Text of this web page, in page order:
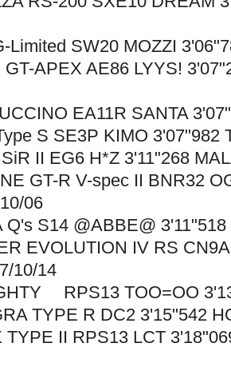
Limited SW20 MOZZI
GT-APEX AE86 LYYS!
EA11R SANTA
S SE3P KIMO 3'07"982
II EG6 H*Z 3'11"268
GT-R V-spec II BNR32
06
Q's S14 @ABBE@
EVOLUTION IV RS
10/14
RPS13 TOO=OO
TYPE R DC2 3'15"542
TYPE II RPS13 LCT